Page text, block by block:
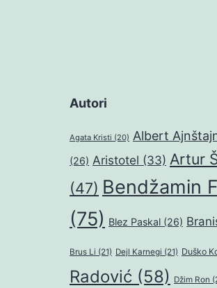
Autori
Agata Kristi (20) Albert
(26) Aristotel (33) Artur
(47) Bendžamin
(75) Blez Paskal (26)
Brus Li (21) Dejl Karnegi (21) Duško
Radović (58) Džim Ron